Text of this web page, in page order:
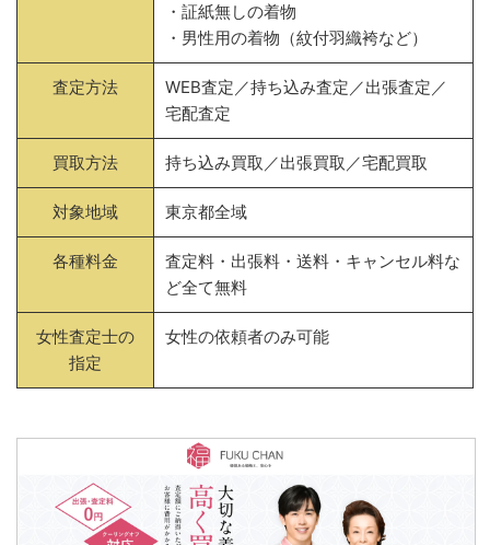
・証紙無しの着物
・男性用の着物（紋付羽織袴など）
査定方法
WEB査定／持ち込み査定／出張査定／
宅配査定
買取方法 持ち込み買取／出張買取／宅配買取
対象地域 東京都全域
各種料金
査定料・出張料・送料・キャンセル料な
ど全て無料
女性査定士の
指定
女性の依頼者のみ可能